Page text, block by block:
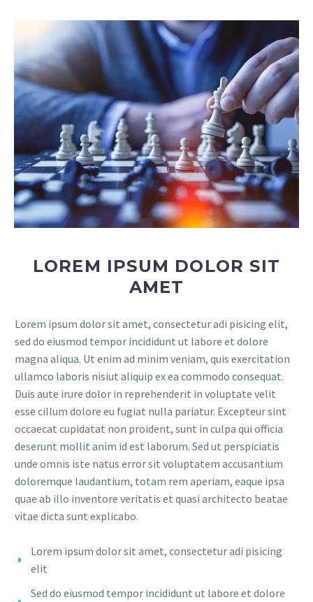
LOREM IPSUM DOLOR SIT
AMET
Lorem ipsum dolor sit amet, consectetur adi pisicing elit,
sed do eiusmod tempor incididunt ut labore et dolore
magna aliqua. Ut enim ad minim veniam, quis exercitation
ullamco laboris nisiut aliquip ex ea commodo consequat.
Duis aute irure dolor in reprehenderit in voluptate velit
esse cillum dolore eu fugiat nulla pariatur. Excepteur sint
occaecat cupidatat non proident, sunt in culpa qui officia
deserunt mollit anim id est laborum. Sed ut perspiciatis
unde omnis iste natus error sit voluptatem accusantium
doloremque laudantium, totam rem aperiam, eaque ipsa
quae ab illo inventore veritatis et quasi architecto beatae
vitae dicta sunt explicabo.
Lorem ipsum dolor sit amet, consectetur adi pisicing
elit
Sed do eiusmod tempor incididunt ut labore et dolore